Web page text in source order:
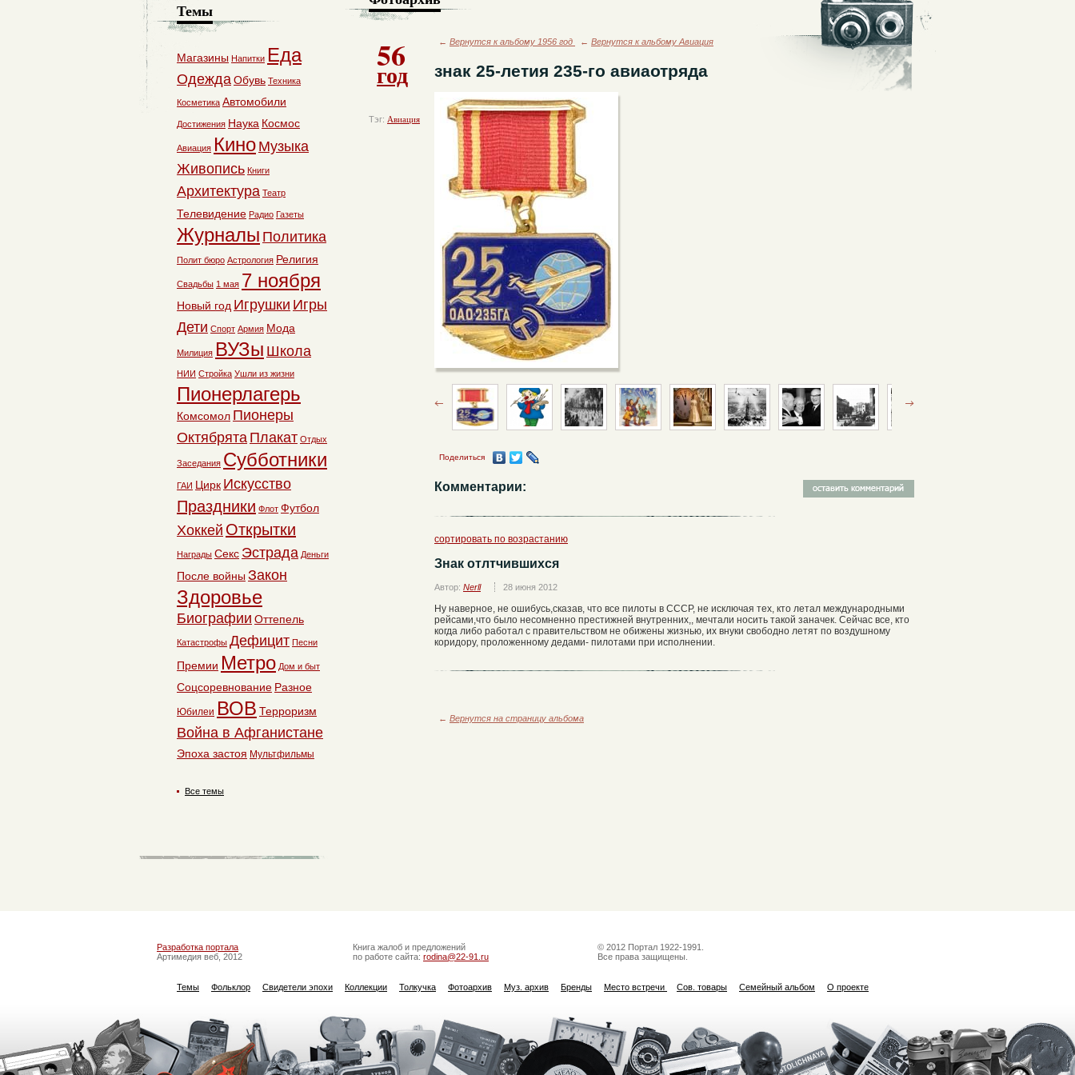
56
год
Тэг: Авиация
← Вернутся к альбому 1956 год ← Вернутся к альбому Авиация
знак 25-летия 235-го авиаотряда
Поделиться
Комментарии:
сортировать по возрастанию
Знак отлтчившихся
Автор: Nerll 28 июня 2012
Ну наверное, не ошибусь,сказав, что все пилоты в СССР, не исключая тех, кто летал международными
рейсами,что было несомненно престижней внутренних,, мечтали носить такой заначек. Сейчас все, кто
когда либо работал с правительством не обижены жизнью, их внуки свободно летят по воздушному
коридору, проложенному дедами- пилотами при исполнении.
← Вернутся на страницу альбома
Темы
Магазины Напитки Еда
ОдеждаОбувь Техника
Косметика Автомобили
Достижения Наука Космос
Авиация Кино Музыка
Живопись Книги
Архитектура Театр
Телевидение Радио Газеты
Журналы Политика
Полит бюро Астрология Религия
Свадьбы 1 мая 7 ноября
Новый год Игрушки Игры
Дети Спорт Армия Мода
Милиция ВУЗы Школа
НИИ Стройка Ушли из жизни
Пионерлагерь
Комсомол Пионеры
Октябрята Плакат Отдых
Заседания Субботники
ГАИ Цирк Искусство
Праздники Флот Футбол
Хоккей Открытки
Награды Секс Эстрада Деньги
После войны Закон
Здоровье
Биографии Оттепель
Катастрофы Дефицит Песни
Премии Метро Дом и быт
Соцсоревнование Разное
Юбилеи ВОВ Терроризм
Война в Афганистане
Эпоха застоя Мультфильмы
Все темы
Разработка портала
Артимедия веб, 2012
Книга жалоб и предложений
по работе сайта: rodina@22-91.ru
© 2012 Портал 1922-1991.
Все права защищены.
Темы Фольклор Свидетели эпохи Коллекции Толкучка Фотоархив Муз. архив Бренды Место встречи Сов. товары Семейный альбом О проекте